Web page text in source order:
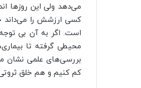
می‌دهد ولی این روزها
کسی ارزشش را می‌داند
است. اگر به آن بی
محیطی گرفته تا
بررسی‌های علمی نشان
کم کنیم و هم خلق